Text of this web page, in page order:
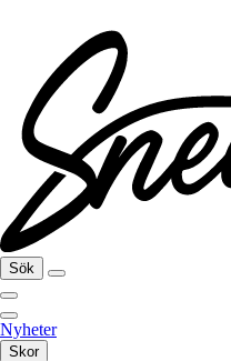
Sök
Nyheter
Skor